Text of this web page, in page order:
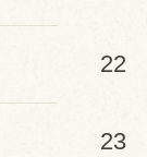
22
23